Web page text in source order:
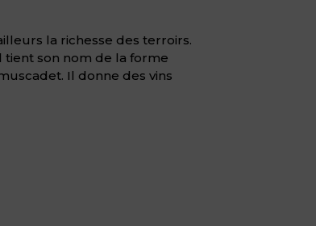
la richesse des terroirs.
son nom de la forme
Il donne des vins